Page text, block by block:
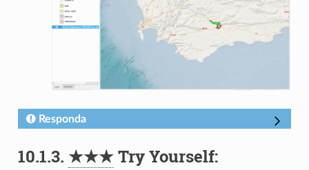
Responda
10.1.3. ★★★Try Yourself: